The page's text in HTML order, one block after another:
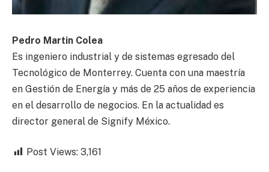
Pedro Martin Colea
Es ingeniero industrial y de sistemas egresado del
Tecnológico de Monterrey. Cuenta con una maestría
en Gestión de Energía y más de 25 años de experiencia
en el desarrollo de negocios. En la actualidad es
director general de Signify México.
Post Views: 3,161